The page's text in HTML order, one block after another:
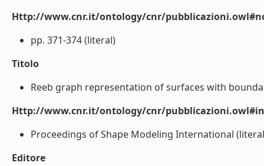
Http://www.cnr.it/ontology/cnr/
pp. 371-374 (literal)
Titolo
Reeb graph representation of surfaces with
Http://www.cnr.it/ontology/cnr/
Proceedings of Shape Modeling International
Editore